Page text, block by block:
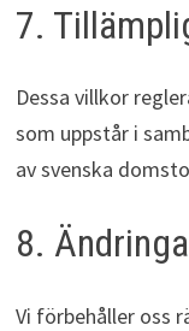
7.
Dessa villkor
som uppstår i
av svenska
8.
Vi förbehåller oss